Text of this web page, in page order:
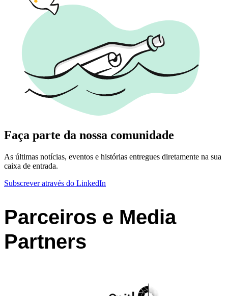
Faça parte da nossa comunidade
As últimas notícias, eventos e histórias entregues diretamente na sua
caixa de entrada.
Subscrever através do LinkedIn
Parceiros e Media
Partners